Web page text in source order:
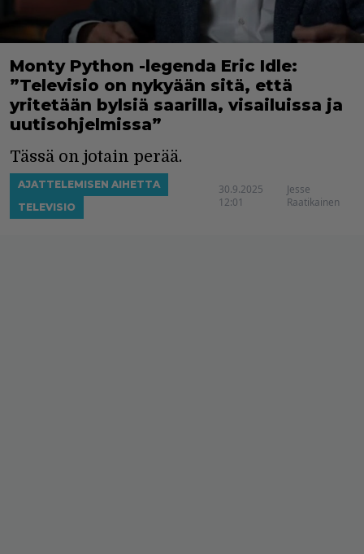
Monty Python -legenda Eric Idle:
”Televisio on nykyään sitä, että
yritetään bylsiä saarilla, visailuissa ja
uutisohjelmissa”
Tässä on jotain perää.
AJATTELEMISEN AIHETTA
TELEVISIO
30.9.2025
12:01
Jesse
Raatikainen